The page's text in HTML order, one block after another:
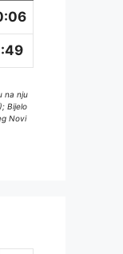
na nju
Bijelo
Novi